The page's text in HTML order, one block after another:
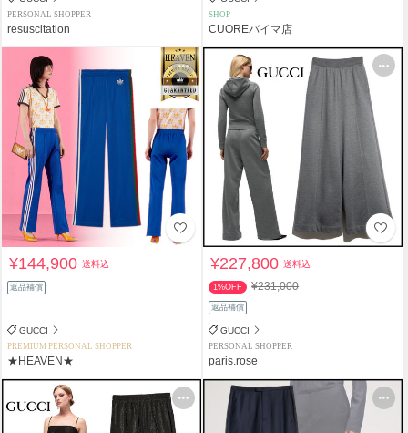
PERSONAL SHOPPER
resuscitation
SHOP
CUOREバイマ店
¥144,900送料込
返品補償
GUCCI
PREMIUM PERSONAL SHOPPER
★HEAVEN★
¥227,800送料込
1%OFF ¥231,000
返品補償
GUCCI
PERSONAL SHOPPER
paris.rose